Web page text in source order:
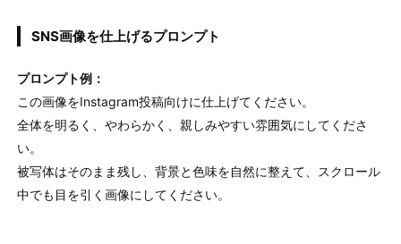
SNS画像を仕上げるプロンプト
プロンプト例：
この画像をInstagram投稿向けに仕上げてください。
全体を明るく、やわらかく、親しみやすい雰囲気にしてくださ
い。
被写体はそのまま残し、背景と色味を自然に整えて、スクロール
中でも目を引く画像にしてください。